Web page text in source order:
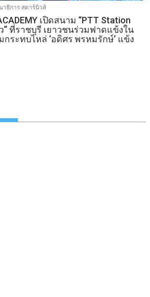
าธิการ สตาร์นิวส์
เปิดสนาม “PTT Station
” ที่ราชบุรี เยาวชนร่วมฟาดแข้งใน
ระทบไหล่ ‘อดิศร พรหมรักษ์’ แข้ง